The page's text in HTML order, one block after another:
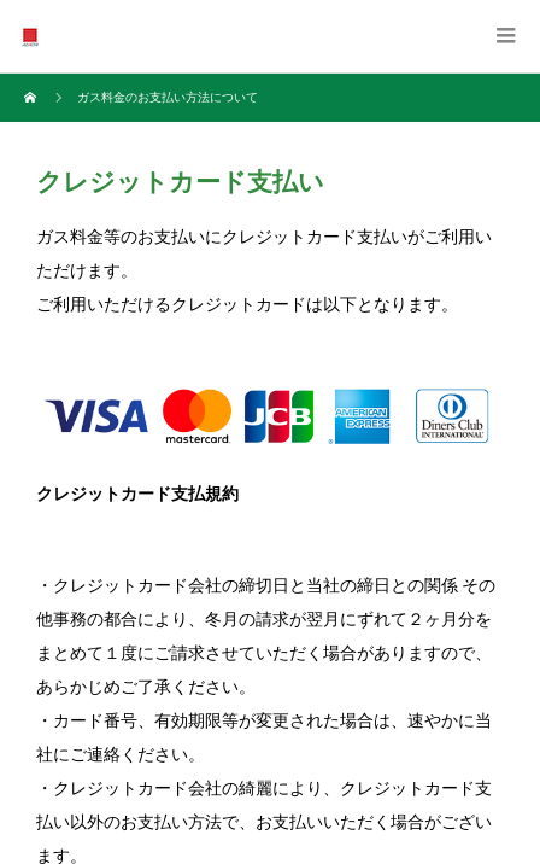
ガス料金のお支払い方法について
クレジットカード支払い
ガス料金等のお支払いにクレジットカード支払いがご利用い
ただけます。
ご利用いただけるクレジットカードは以下となります。
クレジットカード支払規約
・クレジットカード会社の締切日と当社の締日との関係 その
他事務の都合により、冬月の請求が翌月にずれて２ヶ月分を
まとめて１度にご請求させていただく場合がありますので、
あらかじめご了承ください。
・カード番号、有効期限等が変更された場合は、速やかに当
社にご連絡ください。
・クレジットカード会社の綺麗により、クレジットカード支
払い以外のお支払い方法で、お支払いいただく場合がござい
ます。